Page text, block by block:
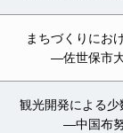
まちづくりにお
―佐世保市
観光開発による
―中国布